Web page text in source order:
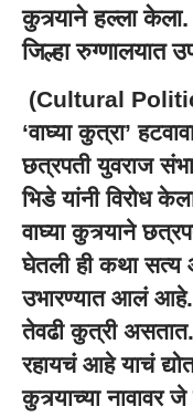
कुत्र्याने हल्ला
जिल्हा
(Cultural
‘वाघ्या कुत्रा’
छत्रपती युवराज
भिडे यांनी विरोध
वाघ्या कुत्र्याने
घेतली ही कथा सत्य
उभारण्यात आलं आहे.
तेवढी कुत्री
रहायचं आहे याचं
कुत्र्याच्या